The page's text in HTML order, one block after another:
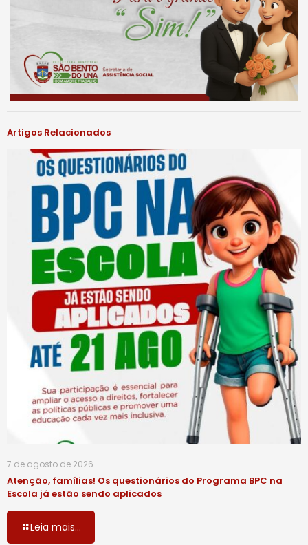
Artigos Relacionados
7 de agosto de 2026
Atenção, famílias! Os questionários do Programa BPC na
Escola já estão sendo aplicados
Leia mais...